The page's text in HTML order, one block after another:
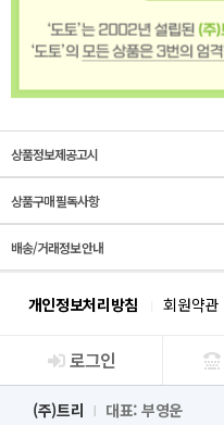
상품정보제공고시
상품구매 필독사항
배송/거래정보 안내
개인정보처리방침 회원약관
로그인
(주)트리
대표: 부영운